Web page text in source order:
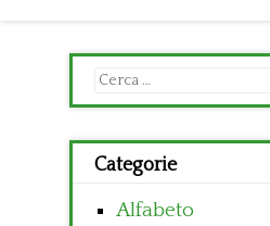
Ricerca
per:
Categorie
Alfabeto